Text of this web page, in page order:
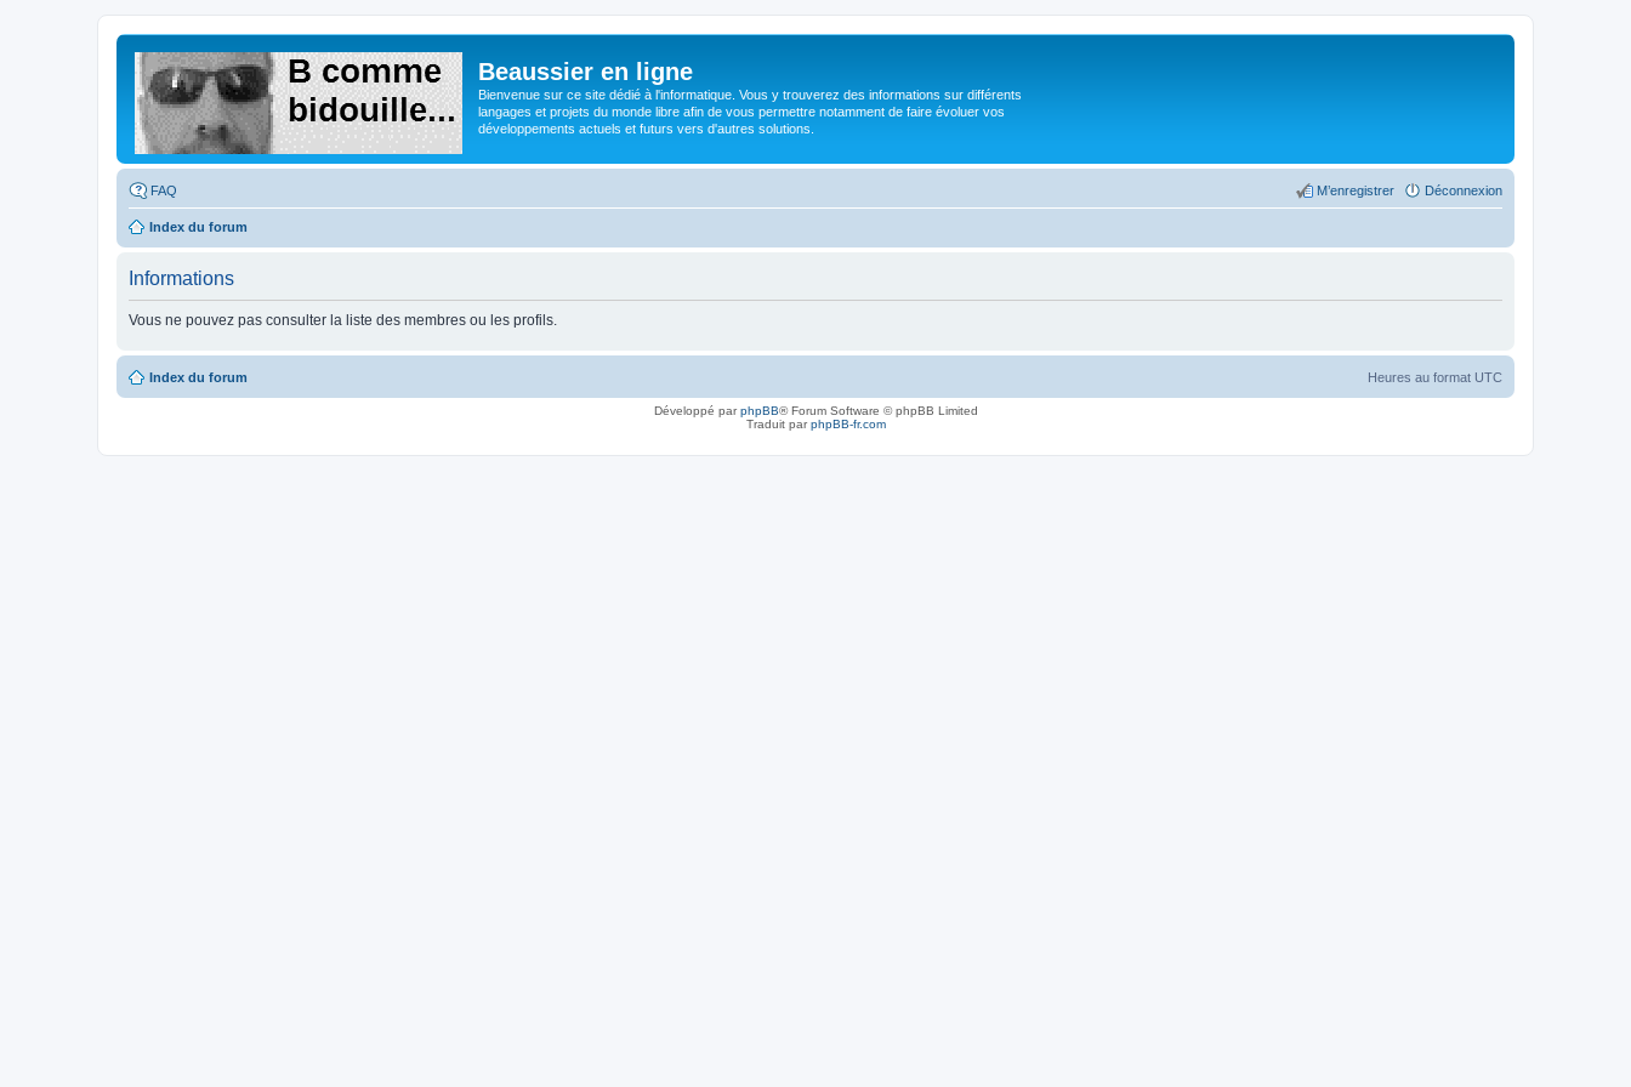
Beaussier en ligne
Bienvenue sur ce site dédié à l'informatique. Vous y trouverez des informations sur différents
langages et projets du monde libre afin de vous permettre notamment de faire évoluer vos
développements actuels et futurs vers d'autres solutions.
FAQ Déconnexion
M’enregistrer
Index du forum
Informations
Vous ne pouvez pas consulter la liste des membres ou les profils.
Index du forum Heures au format UTC
Développé parphpBB® Forum Software © phpBB Limited
Traduit parphpBB-fr.com